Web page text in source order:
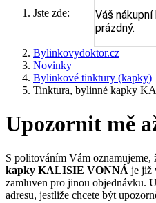
Váš
prázdný.
Jste zde:
Bylinkovydoktor.cz
Novinky
Bylinkové tinktury (kapky)
Tinktura, bylinné kapky
Upozornit mě
S politováním Vám oznamujeme,
kapky KALISIE VONNÁ je již
zamluven pro jinou objednávku.
adresu, jestliže chcete být